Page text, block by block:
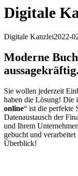
Digitale
Digitale Kanzlei2022-
Moderne
aussagekräftig.
Sie wollen jederzeit
haben die Lösung! Die
online“ ist die perfekte
Datenaustausch der
und Ihrem
gebucht und
Überblick!